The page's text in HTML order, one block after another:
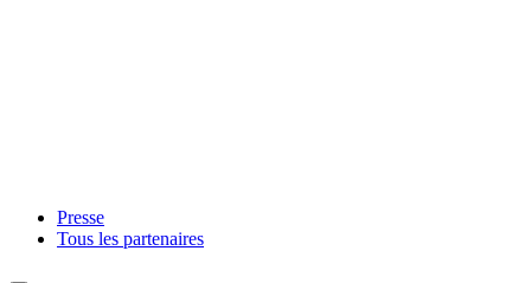
Presse
Tous les partenaires